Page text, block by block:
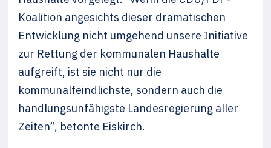
Koalition angesichts dieser dramatischen
Entwicklung nicht umgehend unsere Initiative
zur Rettung der kommunalen Haushalte
aufgreift, ist sie nicht nur die
kommunalfeindlichste, sondern auch die
handlungsunfähigste Landesregierung aller
Zeiten”, betonte Eiskirch.